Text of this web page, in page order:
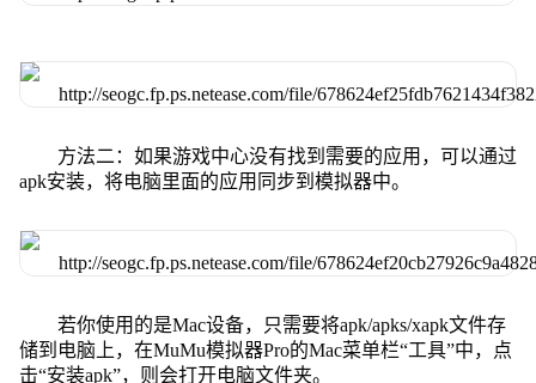
方法二：如果游戏中心没有找到需要的应用，可以通过
apk安装，将电脑里面的应用同步到模拟器中。
若你使用的是Mac设备，只需要将apk/apks/xapk文件存
储到电脑上，在MuMu模拟器Pro的Mac菜单栏“工具”中，点
击“安装apk”，则会打开电脑文件夹。